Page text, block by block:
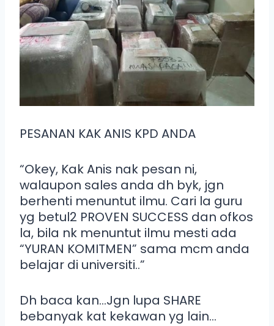
PESANAN KAK ANIS KPD ANDA
“Okey, Kak Anis nak pesan ni,
walaupon sales anda dh byk, jgn
berhenti menuntut ilmu. Cari la guru
yg betul2 PROVEN SUCCESS dan ofkos
la, bila nk menuntut ilmu mesti ada
“YURAN KOMITMEN” sama mcm anda
belajar di universiti..”
Dh baca kan…Jgn lupa SHARE
bebanyak kat kekawan yg lain…